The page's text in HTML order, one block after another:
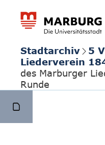
Stadtarchiv 5
Liederverein
des Marburger
Runde